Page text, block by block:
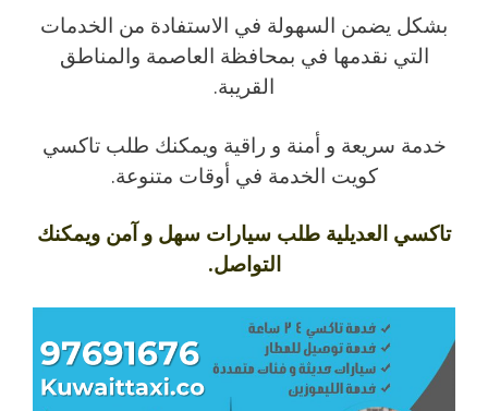
بشكل يضمن السهولة في الاستفادة من الخدمات
التي نقدمها في بمحافظة العاصمة والمناطق
القريبة.
خدمة سريعة و أمنة و راقية ويمكنك طلب تاكسي
كويت الخدمة في أوقات متنوعة.
تاكسي العديلية طلب سيارات سهل و آمن ويمكنك
التواصل.